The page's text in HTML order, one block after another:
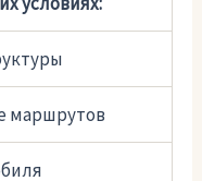
маршрутов